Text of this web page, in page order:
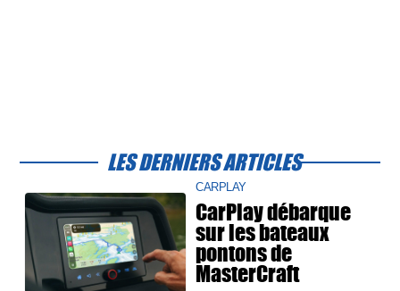
LES DERNIERS ARTICLES
CARPLAY
CarPlay débarque
sur les bateaux
pontons de
MasterCraft